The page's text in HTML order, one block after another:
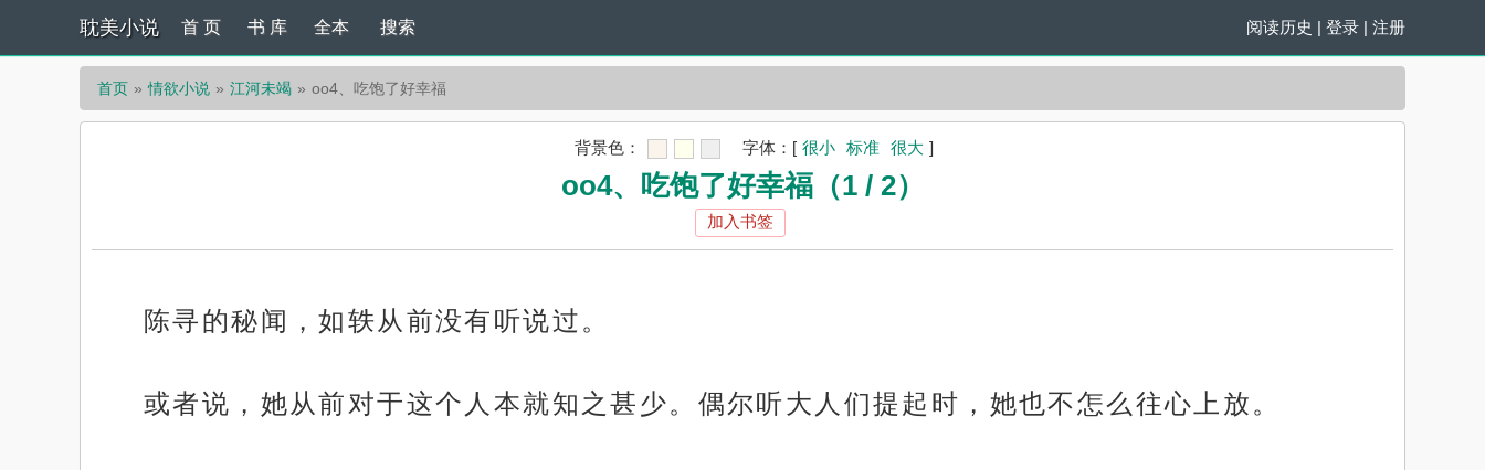
耽美小说 阅读历史 | 登录 | 注册
首 页 书 库 全本 搜索
首页 情欲小说 江河未竭 oo4、吃饱了好幸福
背景色： 字体： [ 很小 标准 很大 ]
oo4、吃饱了好幸福（1 / 2）
加入书签
陈寻的秘闻，如轶从前没有听说过。
或者说，她从前对于这个人本就知之甚少。偶尔听大人们提起时，她也不怎么往心上放。